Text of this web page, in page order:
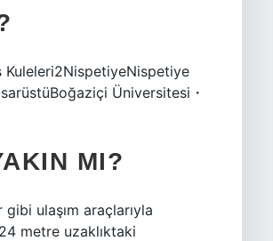
Kuleleri2NispetiyeNispetiye
Üniversitesi・
MI?
ulaşım araçlarıyla
metre uzaklıktaki